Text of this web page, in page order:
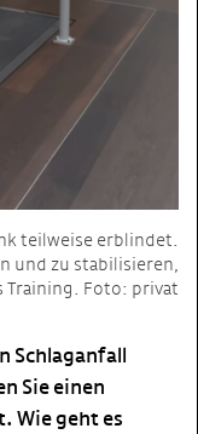
teilweise erblindet.
und zu stabilisieren,
Training. Foto: privat
Schlaganfall
Sie einen
Wie geht es